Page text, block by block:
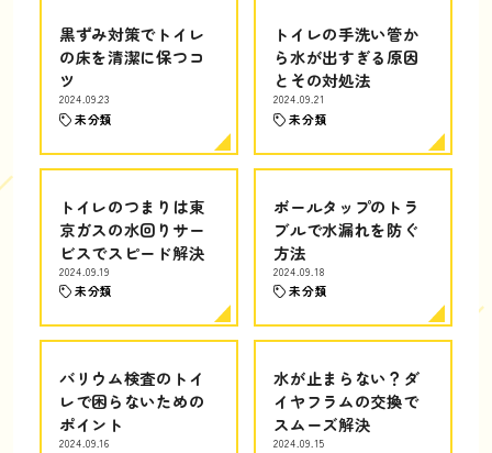
黒ずみ対策でトイレ
の床を清潔に保つコ
ツ
2024.09.23
未分類
トイレの手洗い管か
ら水が出すぎる原因
とその対処法
2024.09.21
未分類
トイレのつまりは東
京ガスの水回りサー
ビスでスピード解決
2024.09.19
未分類
ボールタップのトラ
ブルで水漏れを防ぐ
方法
2024.09.18
未分類
バリウム検査のトイ
レで困らないための
ポイント
2024.09.16
水が止まらない？ダ
イヤフラムの交換で
スムーズ解決
2024.09.15